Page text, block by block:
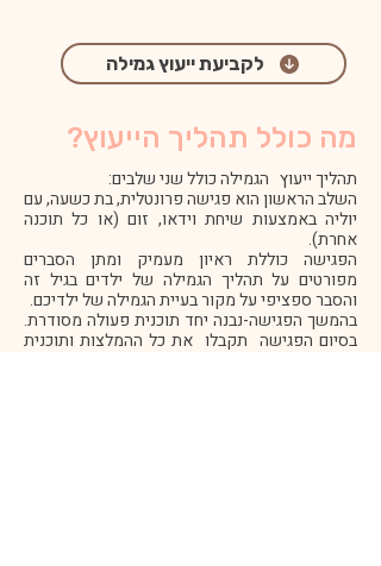
לקביעת ייעוץ גמילה
מה כולל תהליך הייעוץ?
תהליך ייעוץ הגמילה כולל שני שלבים:
השלב הראשון הוא פגישה פרונטלית, בת כשעה, עם
יוליה באמצעות שיחת וידאו, זום (או כל תוכנה
אחרת).
הפגישה כוללת ראיון מעמיק ומתן הסברים
מפורטים על תהליך הגמילה של ילדים בגיל זה
והסבר ספציפי על מקור בעיית הגמילה של ילדיכם.
בהמשך הפגישה-נבנה יחד תוכנית פעולה מסודרת.
בסיום הפגישה תקבלו את כל ההמלצות ותוכנית